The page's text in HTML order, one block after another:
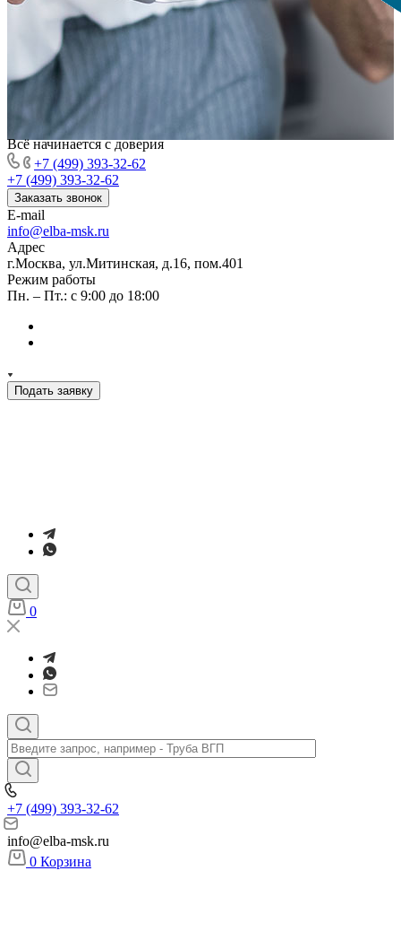
Всё начинается с доверия
+7 (499) 393-32-62
+7 (499) 393-32-62
Заказать звонок
E-mail
info@elba-msk.ru
Адрес
г.Москва, ул.Митинская, д.16, пом.401
Режим работы
Пн. – Пт.: с 9:00 до 18:00
Подать заявку
0
+7 (499) 393-32-62
info@elba-msk.ru
0 Корзина